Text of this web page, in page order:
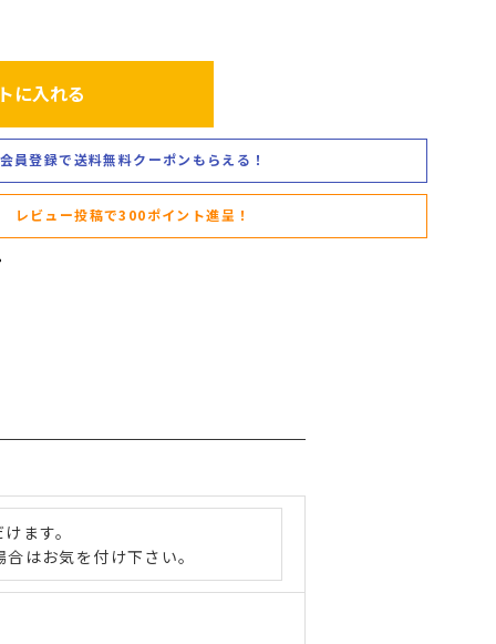
に入れる
会員登録で送料無料クーポンもらえる！
レビュー投稿で300ポイント進呈！
ます。
はお気を付け下さい。